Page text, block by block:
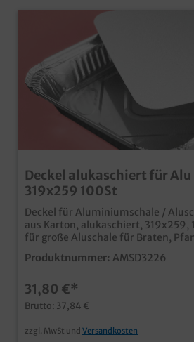
Deckel alukaschiert für
319x259 100St
Deckel für Aluminiumschale /
aus Karton, alukaschiert, 319x259,
für große Aluschale für Braten,
Fleischgerichte wird durch umfalzen des Schalenrantes
fest und dicht verschlossen ideal für den Einsatz in
Produktnummer: AMSD3226
31,80 €*
Brutto: 37,84 €
zzgl. MwSt und Versandkosten